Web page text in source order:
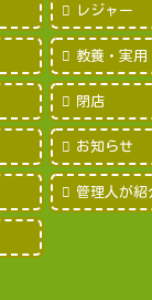
レジャー
教養・実用
閉店
お知らせ
管理人が紹